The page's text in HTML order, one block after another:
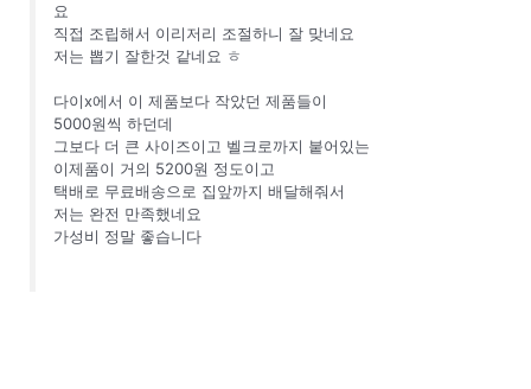
요
직접 조립해서 이리저리 조절하니 잘 맞네요
저는 뽑기 잘한것 같네요 ㅎ
다이x에서 이 제품보다 작았던 제품들이
5000원씩 하던데
그보다 더 큰 사이즈이고 벨크로까지 붙어있는
이제품이 거의 5200원 정도이고
택배로 무료배송으로 집앞까지 배달해줘서
저는 완전 만족했네요
가성비 정말 좋습니다